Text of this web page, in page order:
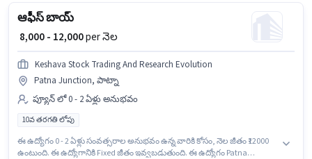
ఆఫీస్ బాయ్
₹ 8,000 - 12,000per నెల
Keshava Stock Trading And Research Evolution
Patna Junction, పాట్నా
ప్యూన్ లో 0 - 2 ఏళ్లు అనుభవం
10వ తరగతి లోపు
ఈ ఉద్యోగం 0 - 2 ఏళ్లు సంవత్సరాల అనుభవం ఉన్న వారికి కోసం, నెల జీతం ₹12000
ఉంటుంది. ఈ ఉద్యోగానికి Fixed జీతం ఇవ్వబడుతుంది. ఈ ఉద్యోగం Patna